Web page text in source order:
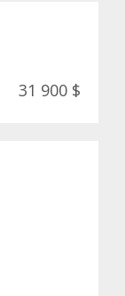
31 900 $